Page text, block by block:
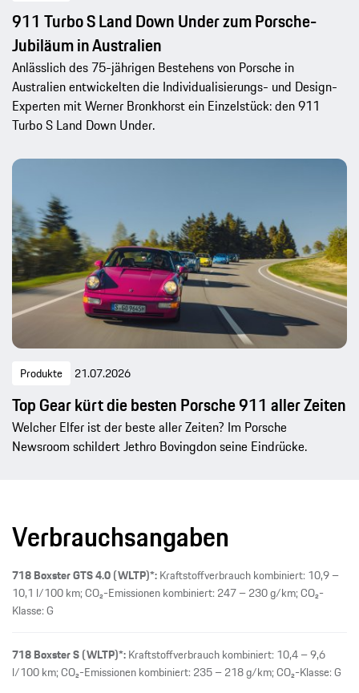
911 Turbo S Land Down Under zum Porsche-
Jubiläum in Australien
Anlässlich des 75-jährigen Bestehens von Porsche in
Australien entwickelten die Individualisierungs- und Design-
Experten mit Werner Bronkhorst ein Einzelstück: den 911
Turbo S Land Down Under.
Produkte 21.07.2026
Top Gear kürt die besten Porsche 911 aller Zeiten
Welcher Elfer ist der beste aller Zeiten? Im Porsche
Newsroom schildert Jethro Bovingdon seine Eindrücke.
Verbrauchsangaben
718 Boxster GTS 4.0 (WLTP)*:Kraftstoffverbrauch kombiniert: 10,9 –
10,1 l/100 km; CO₂-Emissionen kombiniert: 247 – 230 g/km; CO₂-
Klasse: G
718 Boxster S (WLTP)*:Kraftstoffverbrauch kombiniert: 10,4 – 9,6
l/100 km; CO₂-Emissionen kombiniert: 235 – 218 g/km; CO₂-Klasse: G